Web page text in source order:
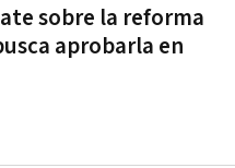
sobre la reforma
aprobarla en